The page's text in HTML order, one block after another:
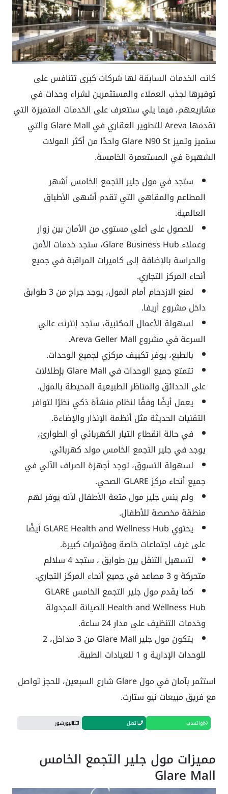
كانت الخدمات السابقة لها شركات كبرى تتنافس على
توفيرها لجذب العملاء والمستثمرين لشراء وحدات في
مشاريعهم، فيما يلي سنتعرف على الخدمات المتميزة التي
تقدمها Areva للتطوير العقاري في Glare Mall والتي
ستميز وتميز Glare N90 St واحدًا من أكثر المولات
الشهيرة في المستعمرة الخامسة.
ستجد في مول جلير التجمع الخامس أشهر
المطاعم والمقاهي التي تقدم أشهى الأطباق
العالمية.
للحصول على أعلى مستوى من الأمان بين زوار
وعملاء Glare Business Hub، ستجد خدمات الأمن
والحراسة بالإضافة إلى كاميرات المراقبة في جميع
أنحاء المركز التجاري.
لمنع الازدحام أمام المول، يوجد جراج من 3 طوابق
داخل مشروع أريفا.
لسهولة الأعمال المكتبية، ستجد إنترنت عالي
السرعة في مشروع Areva Geller Mall.
بالطبع، يوفر تكييف مركزي لجميع الوحدات.
تتمتع جميع الوحدات في Glare Mall بإطلالات
على الحدائق والمناظر الطبيعية المحيطة بالمول.
يعمل أيضًا وفقًا لنظام منشأة ذكي نظرًا لتوافر
التقنيات الحديثة مثل أنظمة الإنذار والإضاءة.
في حالة انقطاع التيار الكهربائي أو الطوارئ،
يوجد في جلير التجمع الخامس مولد كهربائي.
لسهولة التسوق، توجد أجهزة الصراف الآلي في
جميع أنحاء مركز GLARE الصحي.
ولم ينس جلير مول متعة الأطفال لأنه يوفر لهم
منطقة مخصصة للأطفال.
يحتوي GLARE Health and Wellness Hub أيضًا
على غرف اجتماعات خاصة ومؤتمرات كبيرة.
لتسهيل التنقل بين طوابق ، ستجد 4 سلالم
متحركة و 3 مصاعد في جميع أنحاء المركز التجاري.
كما يقدم مول جلير التجمع الخامس GLARE
Health and Wellness Hub الصيانة المجدولة
وخدمات التنظيف على مدار 24 ساعة.
يتكون مول جلير Glare Mall من 3 مداخل، 2
للوحدات الإدارية و 1 للعيادات الطبية.
استثمر بآمان في مول Glare شارع السبعين، للحجز تواصل
مع فريق مبيعات نيو ستارت.
واتساب اتصل البورشور
مميزات مول جلير التجمع الخامس
Glare Mall